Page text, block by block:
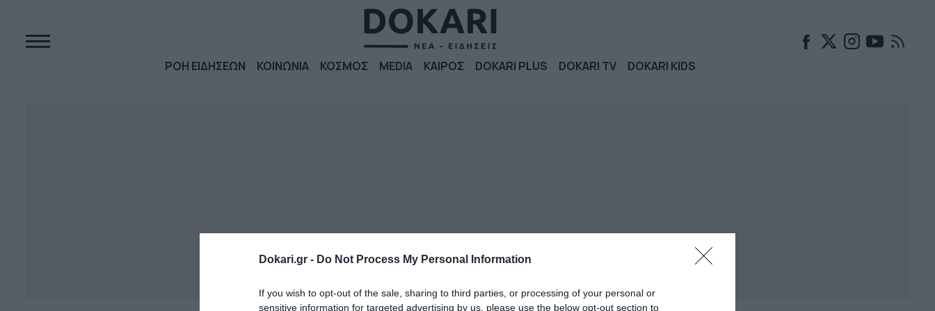
Dokari.gr - Do Not Process My Personal Information
If you wish to opt-out of the sale, sharing to third parties, or processing of your personal or
sensitive information for targeted advertising by us, please use the below opt-out section to
ΡΟΗ ΕΙΔΗΣΕΩΝ ΚΟΙΝΩΝΙΑ ΚΟΣΜΟΣ MEDIA ΚΑΙΡΟΣ DOKARI PLUS DOKARI TV DOKARI KIDS